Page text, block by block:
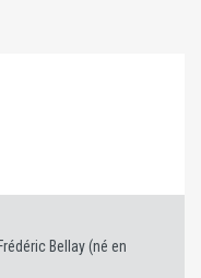
Frédéric Bellay (né en